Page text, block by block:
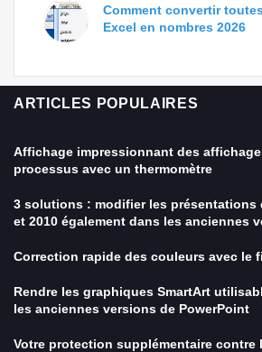
Comment convertir
Excel en nombres 2026
ARTICLES POPULAIRES
Affichage impressionnant des
processus avec un thermomètre
3 solutions : modifier les présentations
et 2010 également dans les anciennes
Correction rapide des couleurs avec le
Rendre les graphiques SmartArt
les anciennes versions de PowerPoint
Votre protection supplémentaire contre